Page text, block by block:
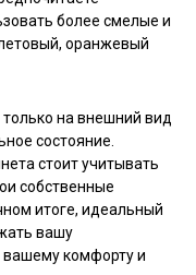
более смелые и
оранжевый
на внешний вид
состояние.
стоит учитывать
собственные
итоге, идеальный
вашу
вашему комфорту и